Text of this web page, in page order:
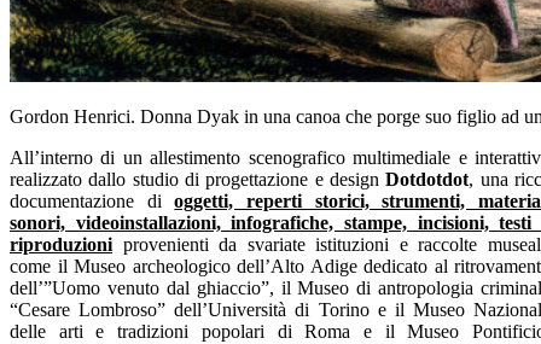
Gordon Henrici. Donna Dyak in una canoa che porge suo figlio ad
All’interno di un allestimento scenografico multimediale e
realizzato dallo studio di progettazione e designDotdotdot, una
documentazione dioggetti, reperti storici, strumenti,
sonori, videoinstallazioni, infografiche, stampe, incisioni, testi
riproduzioni provenienti da svariate istituzioni e raccolte
come il Museo archeologico dell’Alto Adige dedicato al
dell’”Uomo venuto dal ghiaccio”, il Museo di antropologia
“Cesare Lombroso” dell’Università di Torino e il Museo
delle arti e tradizioni popolari di Roma e il Museo